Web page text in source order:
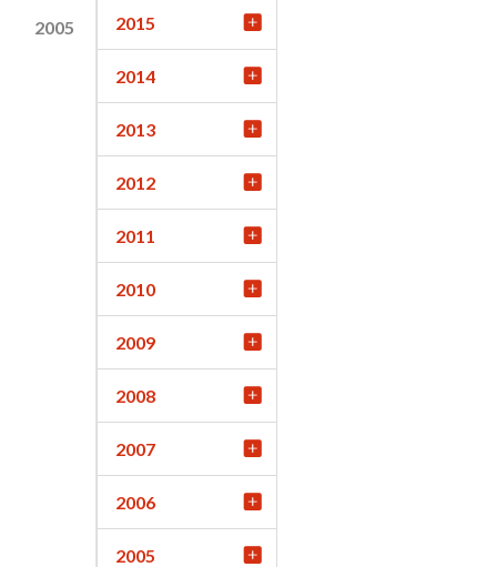
2005 2015
2014
2013
2012
2011
2010
2009
2008
2007
2006
2005